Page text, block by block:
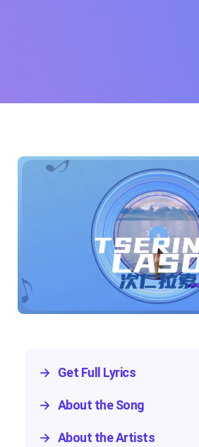
→ Get Full Lyrics
→ About the Song
→ About the Artists